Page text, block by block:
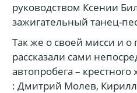
руководством Ксении
зажигательный танец-
Так же о своей мисси и
рассказали сами
автопробега –
: Дмитрий Молев,